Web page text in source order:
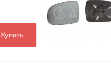
Купить